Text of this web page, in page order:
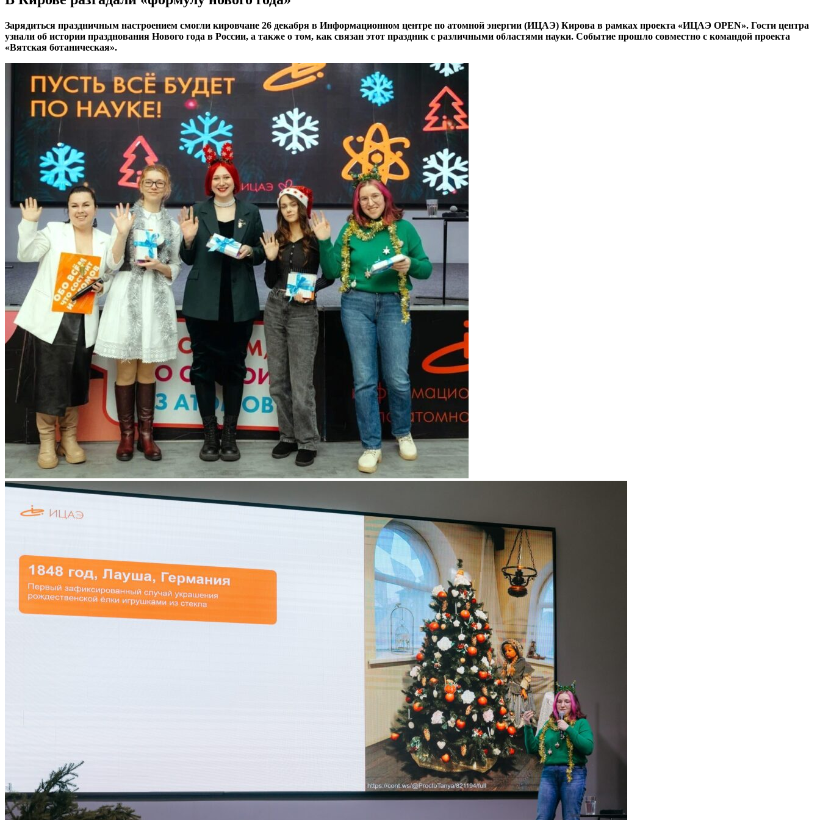
Зарядиться праздничным настроением смогли кировчане 26 декабря в Информационном центре по атомной энергии (ИЦАЭ) Кирова в рамках проекта «ИЦАЭ OPEN». Гости центра
узнали об истории празднования Нового года в России, а также о том, как связан этот праздник с различными областями науки. Событие прошло совместно с командой проекта
«Вятская ботаническая».